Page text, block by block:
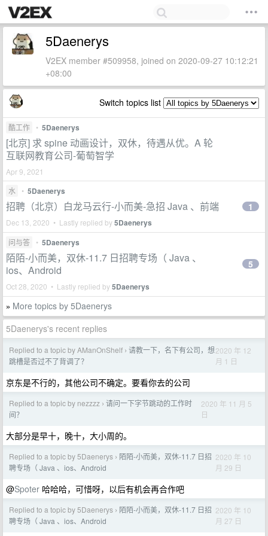
5Daenerys
V2EX member #509958, joined on 2020-09-27 10:12:21
+08:00
Switch topics list
酷工作 • 5Daenerys
[北京] 求 spine 动画设计，双休，待遇从优。A 轮
互联网教育公司-葡萄智学
Apr 9, 2021
水
• 5Daenerys
招聘（北京）白龙马云行-小而美-急招 Java 、前端
Dec 13, 2020 • Lastly replied by5Daenerys
1
问与答 • 5Daenerys
陌陌-小而美，双休-11.7 日招聘专场（ Java 、
ios、Android
Oct 28, 2020 • Lastly replied by5Daenerys
5
» More topics by 5Daenerys
5Daenerys's recent replies
Replied to a topic by AManOnShelf › 请教一下，名下有公司，想
跳槽是否过不了背调了？
2020 年 12
月 1 日
京东是不行的，其他公司不确定。要看你去的公司
Replied to a topic by nezzzz › 请问一下字节跳动的工作时
间？
2020 年 11 月 5
日
大部分是早十，晚十，大小周的。
Replied to a topic by 5Daenerys › 陌陌-小而美，双休-11.7 日招
聘专场（ Java 、ios、Android
2020 年 10
月 29 日
@Spoter 哈哈哈，可惜呀，以后有机会再合作吧
Replied to a topic by 5Daenerys › 陌陌-小而美，双休-11.7 日招
聘专场（ Java 、ios、Android
2020 年 10
月 27 日